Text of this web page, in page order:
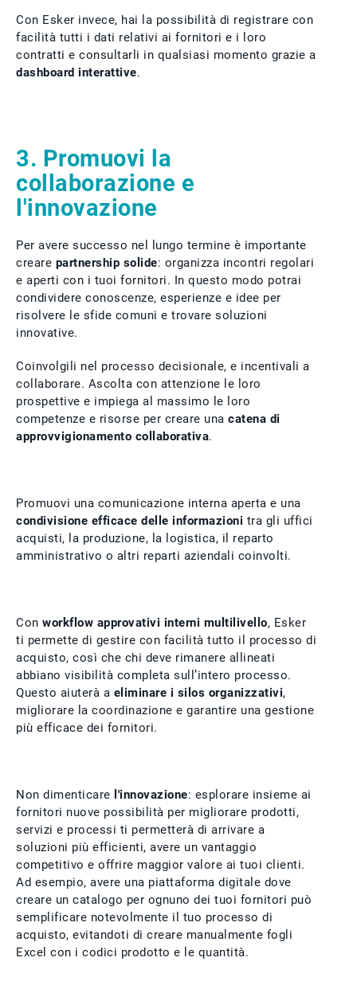
Con Esker invece, hai la possibilità di registrare con
facilità tutti i dati relativi ai fornitori e i loro
contratti e consultarli in qualsiasi momento grazie a
dashboard interattive.
3. Promuovi la
collaborazione e
l'innovazione
Per avere successo nel lungo termine è importante
creare partnership solide: organizza incontri regolari
e aperti con i tuoi fornitori. In questo modo potrai
condividere conoscenze, esperienze e idee per
risolvere le sfide comuni e trovare soluzioni
innovative.
Coinvolgili nel processo decisionale, e incentivali a
collaborare. Ascolta con attenzione le loro
prospettive e impiega al massimo le loro
competenze e risorse per creare una catena di
approvvigionamento collaborativa.
Promuovi una comunicazione interna aperta e una
condivisione efficace delle informazioni tra gli uffici
acquisti, la produzione, la logistica, il reparto
amministrativo o altri reparti aziendali coinvolti.
Con workflow approvativi interni multilivello, Esker
ti permette di gestire con facilità tutto il processo di
acquisto, così che chi deve rimanere allineati
abbiano visibilità completa sull’intero processo.
Questo aiuterà a eliminare i silos organizzativi,
migliorare la coordinazione e garantire una gestione
più efficace dei fornitori.
Non dimenticare l'innovazione: esplorare insieme ai
fornitori nuove possibilità per migliorare prodotti,
servizi e processi ti permetterà di arrivare a
soluzioni più efficienti, avere un vantaggio
competitivo e offrire maggior valore ai tuoi clienti.
Ad esempio, avere una piattaforma digitale dove
creare un catalogo per ognuno dei tuoi fornitori può
semplificare notevolmente il tuo processo di
acquisto, evitandoti di creare manualmente fogli
Excel con i codici prodotto e le quantità.